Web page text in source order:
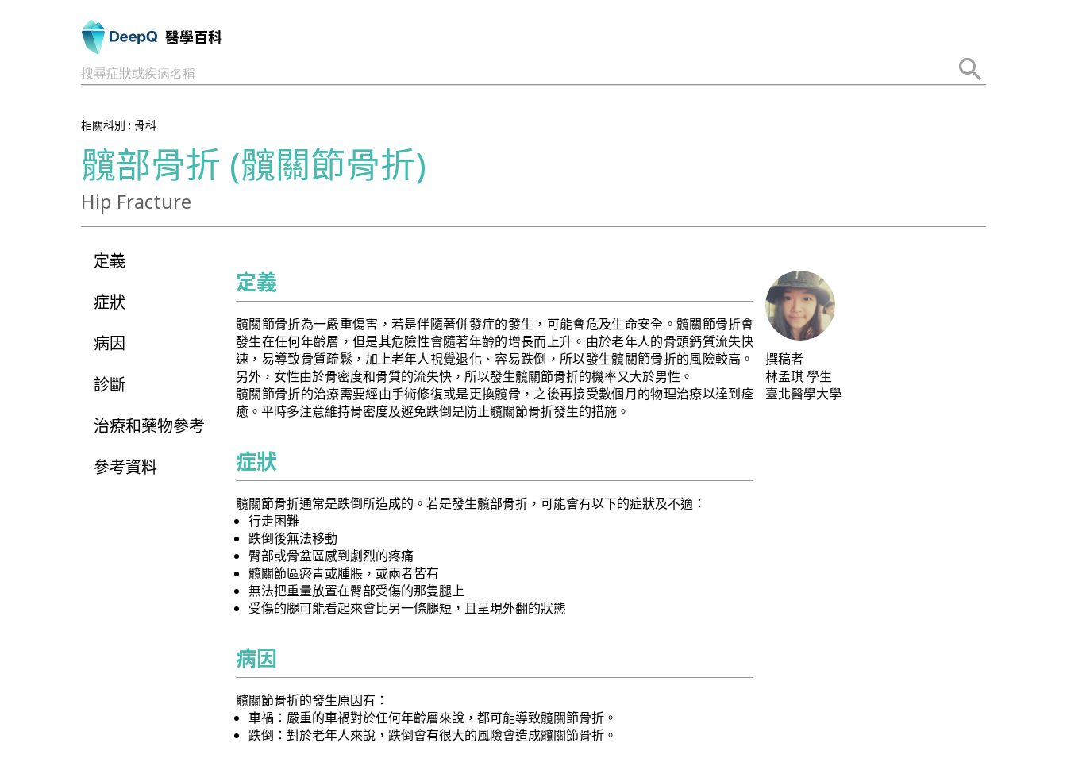
醫學百科
搜尋症狀或疾病名稱
相關科別 : 骨科
髖部骨折 (髖關節骨折)
Hip Fracture
定義
症狀
病因
診斷
治療和藥物參考
參考資料
定義
髖關節骨折為一嚴重傷害，若是伴隨著併發症的發生，可能會危及生命安全。髖關節骨折會
發生在任何年齡層，但是其危險性會隨著年齡的增長而上升。由於老年人的骨頭鈣質流失快
速，易導致骨質疏鬆，加上老年人視覺退化、容易跌倒，所以發生髖關節骨折的風險較高。
另外，女性由於骨密度和骨質的流失快，所以發生髖關節骨折的機率又大於男性。
髖關節骨折的治療需要經由手術修復或是更換髖骨，之後再接受數個月的物理治療以達到痊
癒。平時多注意維持骨密度及避免跌倒是防止髖關節骨折發生的措施。
症狀
髖關節骨折通常是跌倒所造成的。若是發生髖部骨折，可能會有以下的症狀及不適：
行走困難
跌倒後無法移動
臀部或骨盆區感到劇烈的疼痛
髖關節區瘀青或腫脹，或兩者皆有
無法把重量放置在臀部受傷的那隻腿上
受傷的腿可能看起來會比另一條腿短，且呈現外翻的狀態
病因
髖關節骨折的發生原因有：
車禍：嚴重的車禍對於任何年齡層來說，都可能導致髖關節骨折。
跌倒：對於老年人來說，跌倒會有很大的風險會造成髖關節骨折。
撰稿者
林孟琪 學生
臺北醫學大學